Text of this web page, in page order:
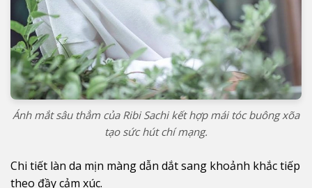
Ánh mắt sâu thẳm của Ribi Sachi kết hợp mái tóc buông xõa
tạo sức hút chí mạng.
Chi tiết làn da mịn màng dẫn dắt sang khoảnh khắc tiếp
theo đầy cảm xúc.